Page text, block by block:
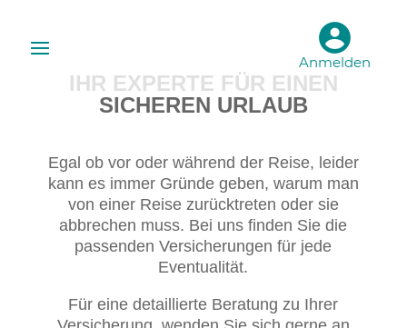
Anmelden
IHR EXPERTE FÜR EINEN
SICHEREN URLAUB
Egal ob vor oder während der Reise, leider
kann es immer Gründe geben, warum man
von einer Reise zurücktreten oder sie
abbrechen muss. Bei uns finden Sie die
passenden Versicherungen für jede
Eventualität.
Für eine detaillierte Beratung zu Ihrer